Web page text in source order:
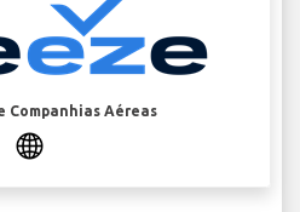
Companhias Aéreas